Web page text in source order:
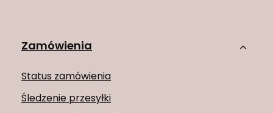
Zamówienia
Status zamówienia
Śledzenie przesyłki